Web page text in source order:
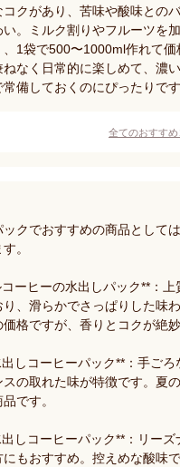
クがあり、苦味や酸味との
。ミルク割りやフルーツを
、1袋で500〜1000ml作れて価
なく日常的に楽しめて、濃
備しておくのにぴったりです
全てのおすすめ
クでおすすめの商品として
。
ーヒーの水出しパック**：上
、滑らかでさっぱりした味
格ですが、香りとコクが絶妙
しコーヒーパック**：手ごろ
の取れた味が特徴です。夏
です。
しコーヒーパック**：リーズ
もおすすめ。控えめな酸味